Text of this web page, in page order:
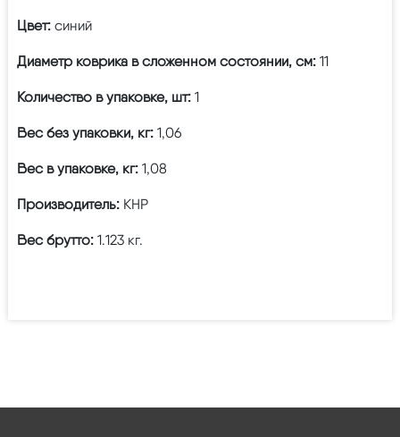
Цвет: синий
Диаметр коврика в сложенном состоянии, см: 11
Количество в упаковке, шт: 1
Вес без упаковки, кг: 1,06
Вес в упаковке, кг: 1,08
Производитель: КНР
Вес брутто: 1.123 кг.